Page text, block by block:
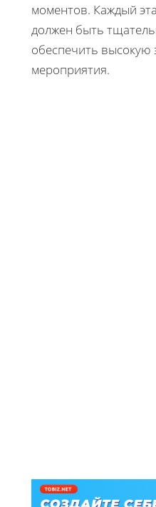
моментов. Каждый
должен быть
обеспечить высокую
мероприятия.